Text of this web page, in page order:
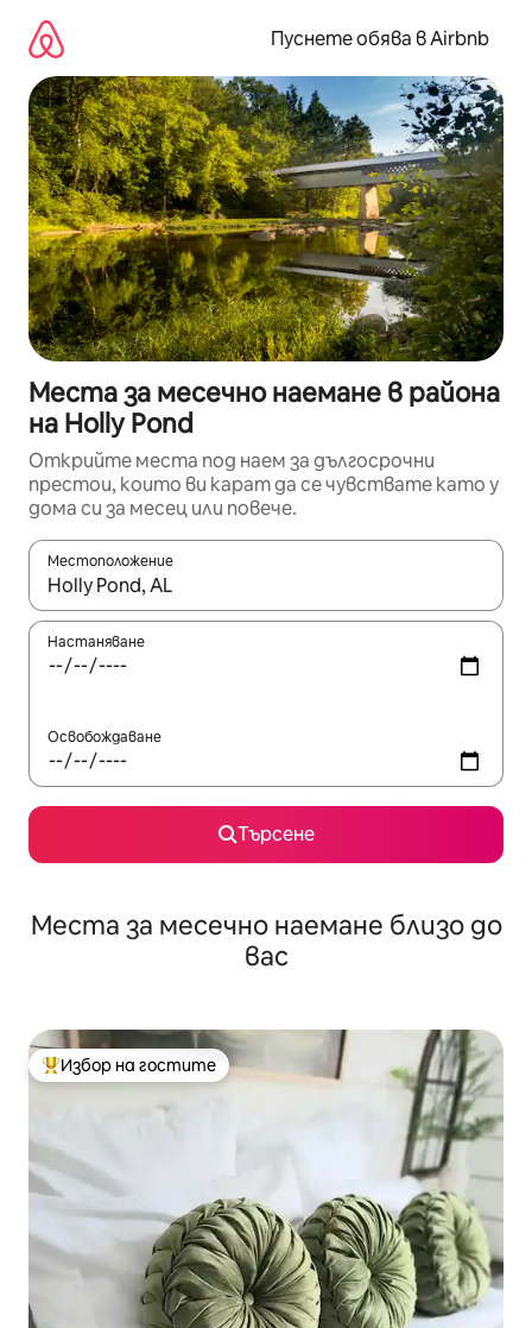
съдържанието
Пуснете обява в Airbnb
Места за месечно наемане в района
на Holly Pond
Открийте места под наем за дългосрочни
престои, които ви карат да се чувствате като у
дома си за месец или повече.
Местоположение
Когато резултатите се покажат, използвайте
Настаняване
Освобождаване
Търсене
Места за месечно наемане близо до
вас
Най-популярен избор на гостите
Избор на гостите